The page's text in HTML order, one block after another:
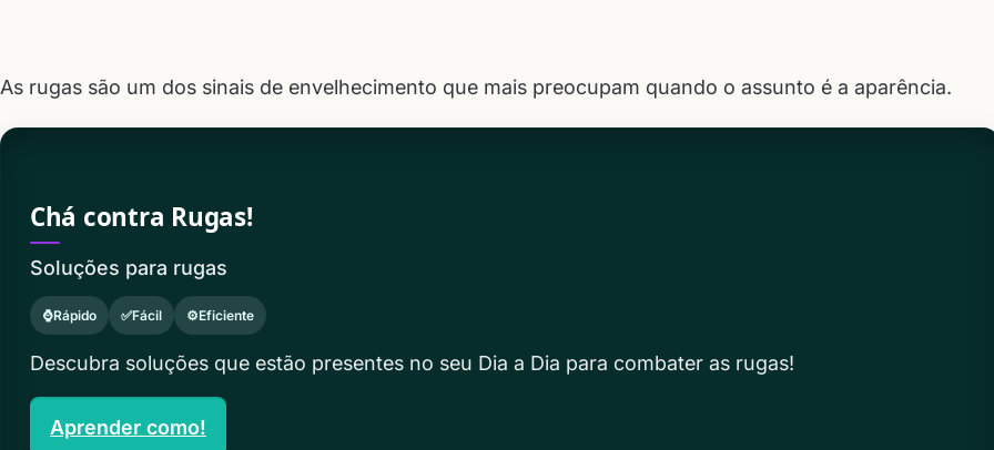
As rugas são um dos sinais de envelhecimento que mais preocupam quando o assunto é a aparência.
Chá contra Rugas!
Soluções para rugas
⌚Rápido ✅Fácil ⚙️Eficiente
Descubra soluções que estão presentes no seu Dia a Dia para combater as rugas!
Aprender como!